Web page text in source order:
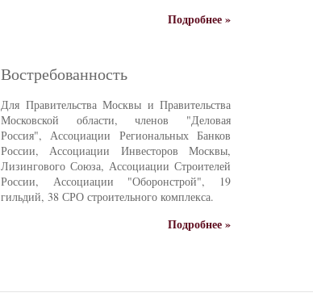
Подробнее »
Востребованность
Для Правительства Москвы и Правительства
Московской области, членов "Деловая
Россия", Ассоциации Региональных Банков
России, Ассоциации Инвесторов Москвы,
Лизингового Союза, Ассоциации Строителей
России, Ассоциации "Оборонстрой", 19
гильдий, 38 СРО строительного комплекса.
Подробнее »